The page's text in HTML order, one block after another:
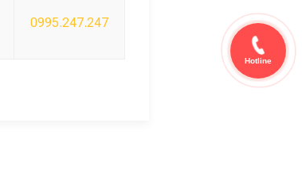
0995.247.247
Hotline